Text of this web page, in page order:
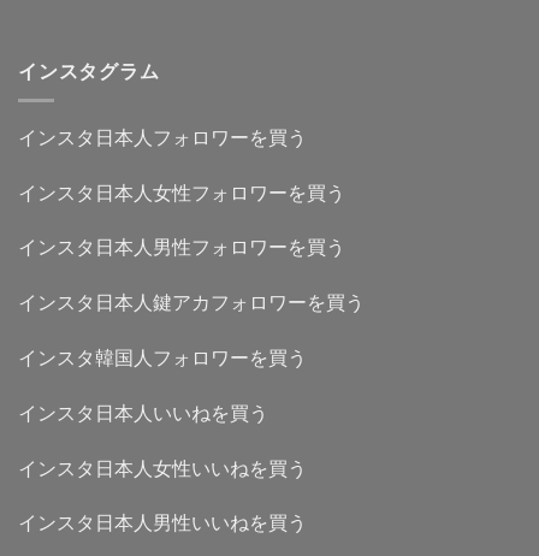
インスタグラム
インスタ日本人フォロワーを買う
インスタ日本人女性フォロワーを買う
インスタ日本人男性フォロワーを買う
インスタ日本人鍵アカフォロワーを買う
インスタ韓国人フォロワーを買う
インスタ日本人いいねを買う
インスタ日本人女性いいねを買う
インスタ日本人男性いいねを買う